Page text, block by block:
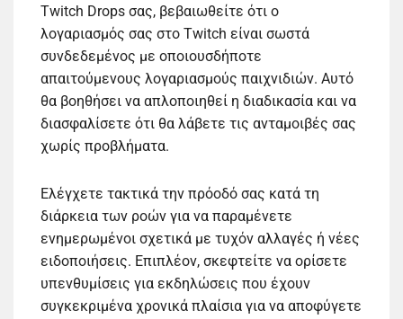
Twitch Drops σας, βεβαιωθείτε ότι ο
λογαριασμός σας στο Twitch είναι σωστά
συνδεδεμένος με οποιουσδήποτε
απαιτούμενους λογαριασμούς παιχνιδιών. Αυτό
θα βοηθήσει να απλοποιηθεί η διαδικασία και να
διασφαλίσετε ότι θα λάβετε τις ανταμοιβές σας
χωρίς προβλήματα.
Ελέγχετε τακτικά την πρόοδό σας κατά τη
διάρκεια των ροών για να παραμένετε
ενημερωμένοι σχετικά με τυχόν αλλαγές ή νέες
ειδοποιήσεις. Επιπλέον, σκεφτείτε να ορίσετε
υπενθυμίσεις για εκδηλώσεις που έχουν
συγκεκριμένα χρονικά πλαίσια για να αποφύγετε